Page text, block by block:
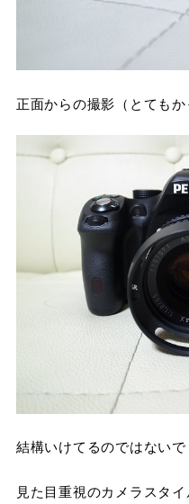
正面からの撮影（とてもか
結構いけてるのではないで
見た目重視のカメラスタ